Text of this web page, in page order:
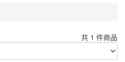
共 1 件商品